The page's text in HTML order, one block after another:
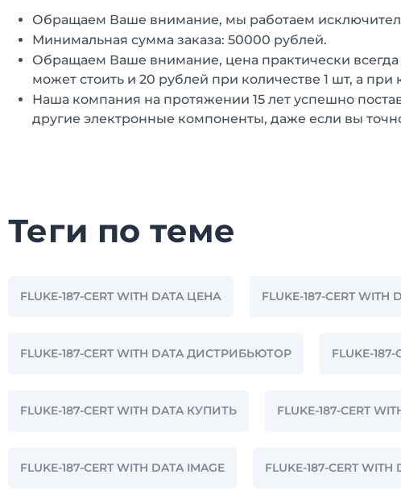
Обращаем Ваше внимание, мы работаем
Минимальная сумма заказа: 50000 рублей.
Обращаем Ваше внимание, цена практически всегда
может стоить и 20 рублей при количестве 1 шт, а
Наша компания на протяжении 15 лет успешно
другие электронные компоненты, даже если вы
Теги по теме
FLUKE-187-CERT WITH DATA ЦЕНА FLUKE-187-CERT WITH
FLUKE-187-CERT WITH DATA ДИСТРИБЬЮТОР FLUKE-
FLUKE-187-CERT WITH DATA КУПИТЬ FLUKE-187-CERT
FLUKE-187-CERT WITH DATA IMAGE FLUKE-187-CERT